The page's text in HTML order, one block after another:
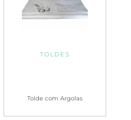
TOLDES
Tolde com Argolas